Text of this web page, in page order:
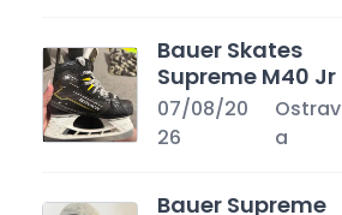
Zobrazit
Bauer Skates
Supreme M40 Jr
07/08/20
26
Ostrav
a
Bauer Supreme